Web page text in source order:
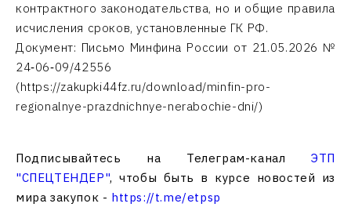
контрактного законодательства, но и общие правила
исчисления сроков, установленные ГК РФ.
Документ: Письмо Минфина России от 21.05.2026 №
24‑06‑09/42556
(https://zakupki44fz.ru/download/minfin-pro-
regionalnye-prazdnichnye-nerabochie-dni/)
Подписывайтесь на Телеграм-каналЭТП
"СПЕЦТЕНДЕР", чтобы быть в курсе новостей из
мира закупок - https://t.me/etpsp